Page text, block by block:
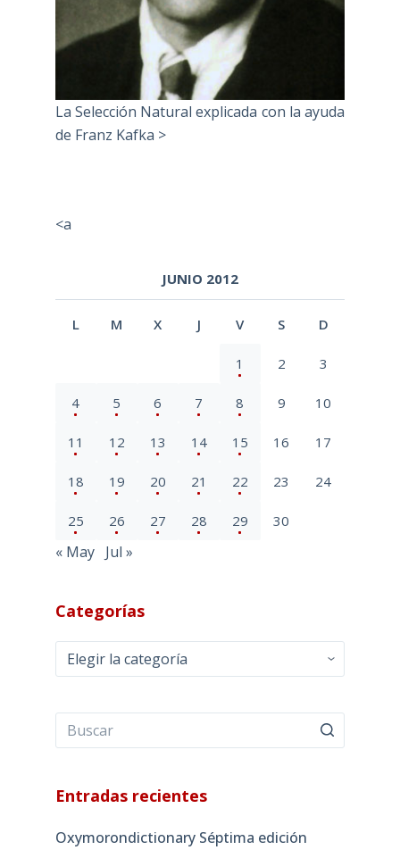
La Selección Natural explicada con la ayuda
de Franz Kafka >
<a
JUNIO 2012
L M X J V S D
1 2 3
4 5 6 7 8 9 10
11 12 13 14 15 16 17
18 19 20 21 22 23 24
25 26 27 28 29 30
« May Jul »
Categorías
Categorías
Entradas recientes
Oxymorondictionary Séptima edición